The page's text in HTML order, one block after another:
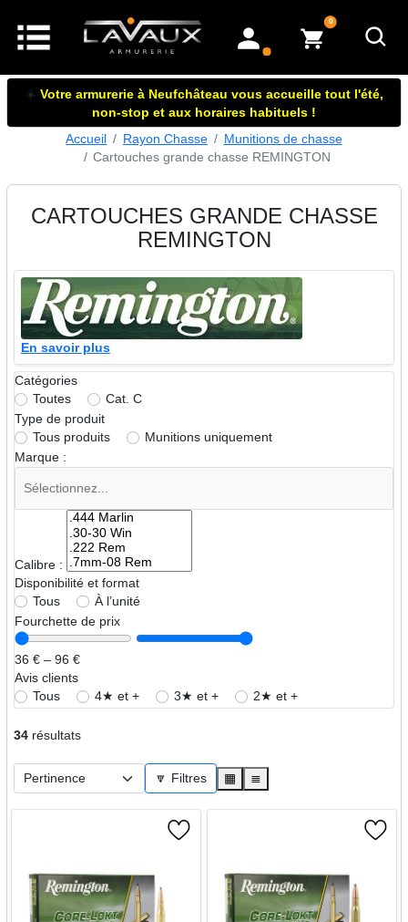
mon compte
0articles dans le panier
☀️ Votre armurerie à Neufchâteau vous accueille tout l'été,
non-stop et aux horaires habituels !
Accueil
Rayon Chasse
Munitions de chasse
Cartouches grande chasse REMINGTON
CARTOUCHES GRANDE CHASSE
REMINGTON
En savoir plus
Catégories
Toutes
Cat. C
Type de produit
Tous produits
Munitions uniquement
Marque :
Calibre :
Disponibilité et format
Tous
À l’unité
Fourchette de prix
36 € – 96 €
Avis clients
Tous
4★ et + 3★ et + 2★ et +
34résultats
🔽 Filtres ▦ ≣